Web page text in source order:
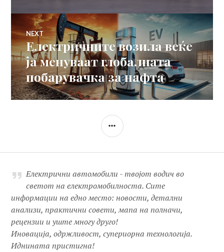
NEXT
Next
post:
Електричните возила веќе
ја менуваат глобалната
побарувачка за нафта
SIDEBAR
Електрични автомобили - твојот водич во
светот на електромобилноста. Сите
информации на едно место: новости, детални
анализи, практични совети, мапа на полначи,
рецензии и уште многу друго!
Иновација, одржливост, супериорна технологија.
Иднината пристигна!